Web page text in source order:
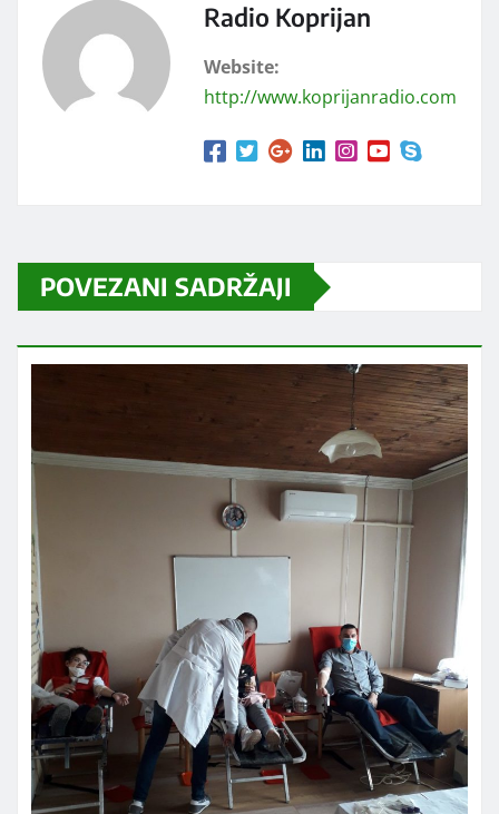
Radio Koprijan
Website:
http://www.koprijanradio.com
POVEZANI SADRŽAJI